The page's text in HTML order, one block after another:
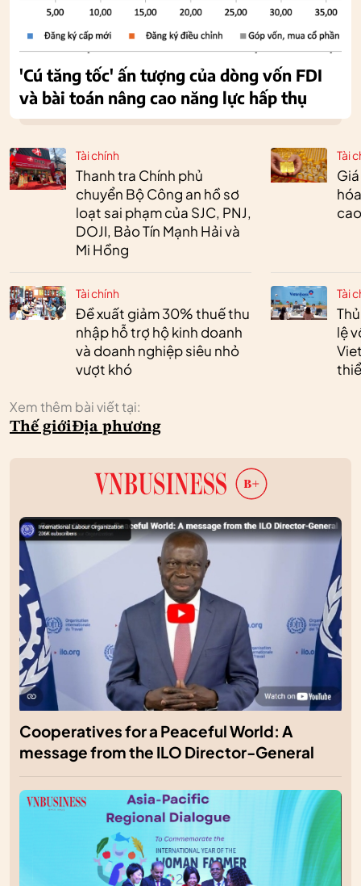
Tài chính
Thanh tra Chính phủ
chuyển Bộ Công an hồ sơ
loạt sai phạm của SJC, PNJ,
DOJI, Bảo Tín Mạnh Hải và
Mi Hồng
Tài chính
Đề xuất giảm 30% thuế thu
nhập hỗ trợ hộ kinh doanh
và doanh nghiệp siêu nhỏ
vượt khó
Tài
Tài
lệ
Xem thêm bài viết tại:
Thế giớiĐịa phương
'Cú tăng tốc' ấn tượng của dòng vốn FDI
và bài toán nâng cao năng lực hấp thụ
Cooperatives for a Peaceful World: A
message from the ILO Director-General